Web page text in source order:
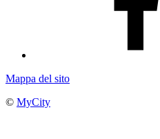
Mappa del sito
© MyCity